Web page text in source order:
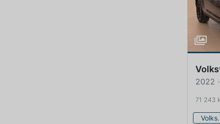
2022
71 243